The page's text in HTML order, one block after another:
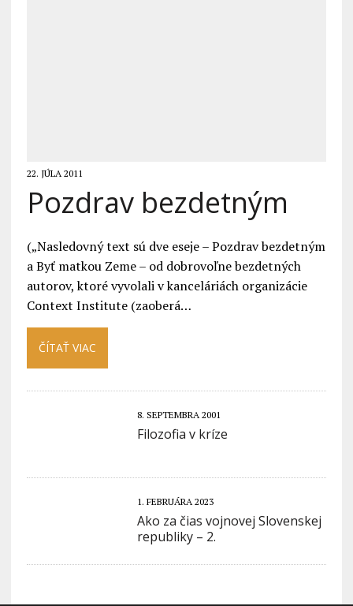
22. JÚLA 2011
Pozdrav bezdetným
(„Nasledovný text sú dve eseje – Pozdrav bezdetným
a Byť matkou Zeme – od dobrovoľne bezdetných
autorov, ktoré vyvolali v kanceláriách organizácie
Context Institute (zaoberá…
ČÍTAŤ VIAC
8. SEPTEMBRA 2001
Filozofia v kríze
1. FEBRUÁRA 2023
Ako za čias vojnovej Slovenskej
republiky – 2.